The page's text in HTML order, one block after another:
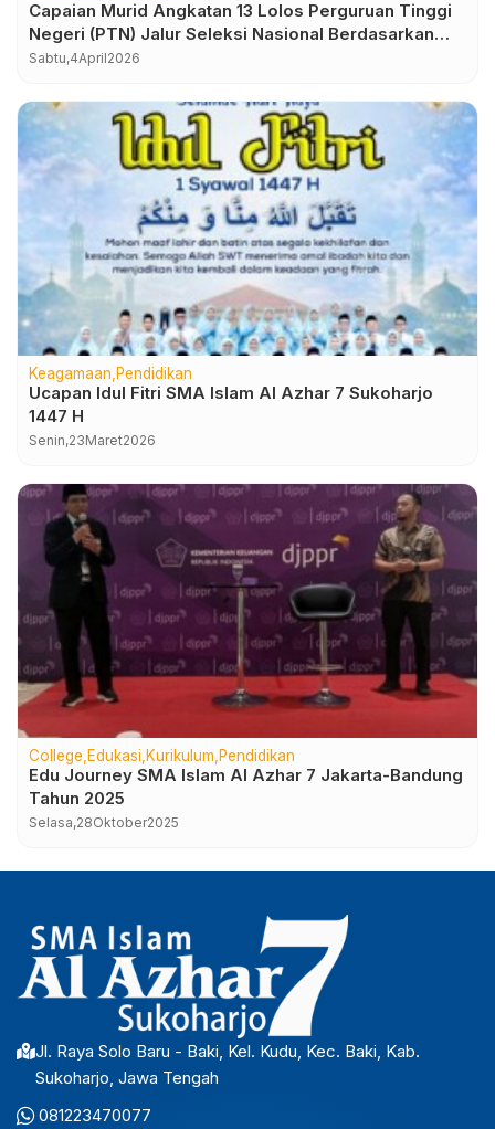
Capaian Murid Angkatan 13 Lolos Perguruan Tinggi
Negeri (PTN) Jalur Seleksi Nasional Berdasarkan
Prestasi (SNBP) Tahun 2026
Sabtu,4April2026
Keagamaan Pendidikan
Ucapan Idul Fitri SMA Islam Al Azhar 7 Sukoharjo
1447 H
Senin,23Maret2026
College Edukasi Kurikulum Pendidikan
Edu Journey SMA Islam Al Azhar 7 Jakarta-Bandung
Tahun 2025
Selasa,28Oktober2025
Jl. Raya Solo Baru - Baki, Kel. Kudu, Kec. Baki, Kab.
Sukoharjo, Jawa Tengah
081223470077